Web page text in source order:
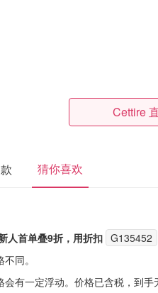
Cettire
猜你喜欢
人首单叠9折，用折扣 G135452
同。
有一定浮动。价格已含税，到手